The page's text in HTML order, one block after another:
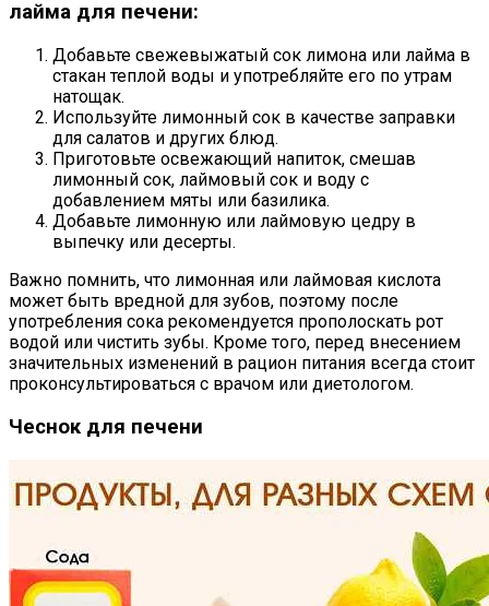
лайма для печени:
Добавьте свежевыжатый сок лимона или лайма в
стакан теплой воды и употребляйте его по утрам
натощак.
Используйте лимонный сок в качестве заправки
для салатов и других блюд.
Приготовьте освежающий напиток, смешав
лимонный сок, лаймовый сок и воду с
добавлением мяты или базилика.
Добавьте лимонную или лаймовую цедру в
выпечку или десерты.
Важно помнить, что лимонная или лаймовая кислота
может быть вредной для зубов, поэтому после
употребления сока рекомендуется прополоскать рот
водой или чистить зубы. Кроме того, перед внесением
значительных изменений в рацион питания всегда стоит
проконсультироваться с врачом или диетологом.
Чеснок для печени